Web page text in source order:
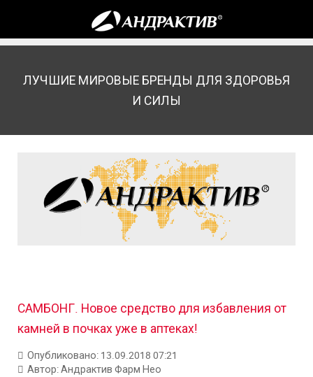
ЛУЧШИЕ МИРОВЫЕ БРЕНДЫ ДЛЯ ЗДОРОВЬЯ
И СИЛЫ
САМБОНГ. Новое средство для избавления от
камней в почках уже в аптеках!
Опубликовано: 13.09.2018 07:21
Автор:Андрактив Фарм Нео